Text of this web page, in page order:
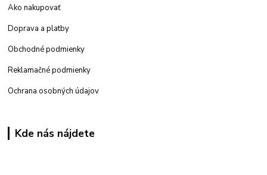
Ako nakupovať
Doprava a platby
Obchodné podmienky
Reklamačné podmienky
Ochrana osobných údajov
Kde nás nájdete